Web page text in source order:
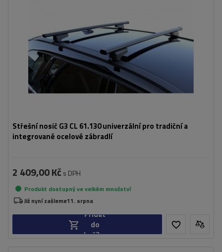
Střešní nosič G3 CL 61.130 univerzální pro tradiční a
integrované ocelové zábradlí
2 409,00 Kč s DPH
Produkt dostupný ve velkém množství
Již nyní zašleme11. srpna
Přidat
do
košíku